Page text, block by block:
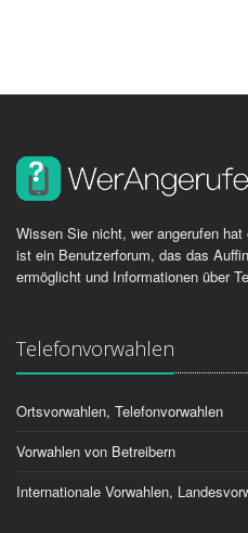
Wissen Sie nicht, wer angerufen
ist ein Benutzerforum, das das
ermöglicht und Informationen über
Telefonvorwahlen
Ortsvorwahlen, Telefonvorwahlen
Vorwahlen von Betreibern
Internationale Vorwahlen,